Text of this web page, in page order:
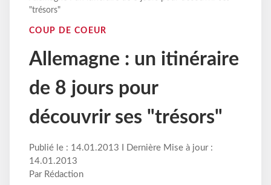
"trésors"
COUP DE COEUR
Allemagne : un itinéraire
de 8 jours pour
découvrir ses "trésors"
Publié le : 14.01.2013 I Dernière Mise à jour :
14.01.2013
Par Rédaction